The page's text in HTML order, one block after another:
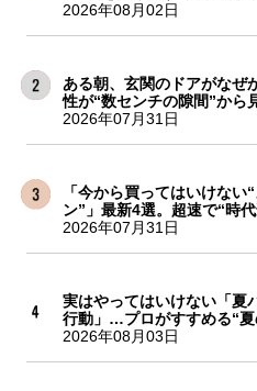
2026年08月02日
ある朝、玄関のドアがな
性が“数センチの隙間”から
2026年07月31日
「今から買ってはいけない
ン”」最新4選。超速で“時
2026年07月31日
実はやってはいけない「夏
行動」…プロがすすめる“夏
2026年08月03日